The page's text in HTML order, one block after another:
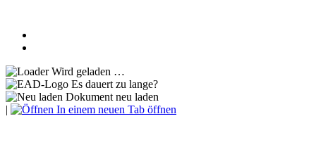
Wird geladen …
Es dauert zu lange?
Dokument neu laden
|
In einem neuen Tab öffnen